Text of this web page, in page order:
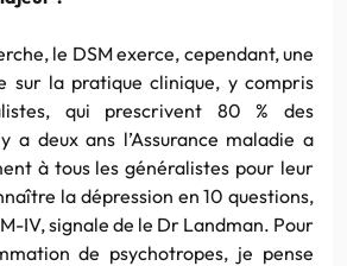
le DSMexerce, cependant, une
sur la pratique clinique, y compris
qui prescrivent 80 % des
a deux ans l’Assurance maladie a
à tous les généralistes pour leur
la dépression en 10 questions,
IV, signale de le Dr Landman. Pour
de psychotropes, je pense